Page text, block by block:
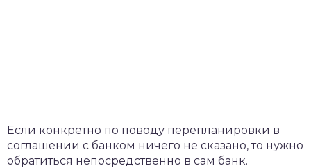
Если конкретно по поводу перепланировки в
соглашении с банком ничего не сказано, то нужно
обратиться непосредственно в сам банк.